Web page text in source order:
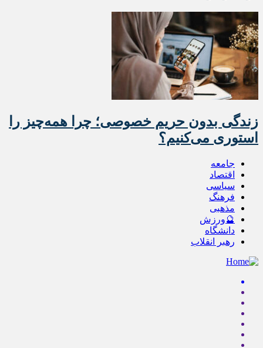
زندگی بدون حریم خصوصی؛ چرا همه‌چیز را
استوری می‌کنیم؟
جامعه
اقتصاد
سیاسی
فرهنگ
مذهبی
🔮ورزش
دانشگاه
رهبر انقلاب